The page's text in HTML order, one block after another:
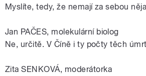
Myslíte, tedy, že nemají za sebou
Jan PAČES, molekulární biolog
Ne, určitě. V Číně i ty počty těch
Zita SENKOVÁ, moderátorka